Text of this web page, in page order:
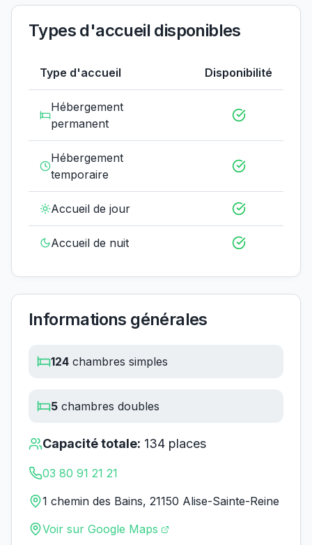
Types d'accueil disponibles
Type d'accueil Disponibilité
Hébergement
permanent
Hébergement
temporaire
Accueil de jour
Accueil de nuit
Informations générales
124 chambres simples
5 chambres doubles
Capacité totale: 134 places
03 80 91 21 21
1 chemin des Bains, 21150 Alise-Sainte-Reine
Voir sur Google Maps